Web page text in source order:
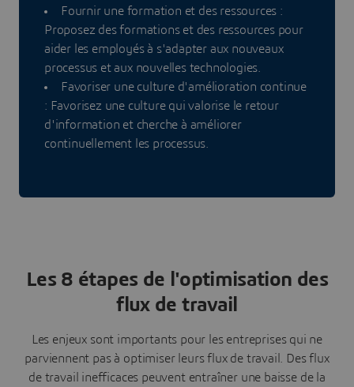
Fournir une formation et des ressources :
Proposez des formations et des ressources pour
aider les employés à s'adapter aux nouveaux
processus et aux nouvelles technologies.
Favoriser une culture d'amélioration continue
: Favorisez une culture qui valorise le retour
d'information et cherche à améliorer
continuellement les processus.
Les 8 étapes de l'optimisation des
flux de travail
Les enjeux sont importants pour les entreprises qui ne
parviennent pas à optimiser leurs flux de travail. Des flux
de travail inefficaces peuvent entraîner une baisse de la